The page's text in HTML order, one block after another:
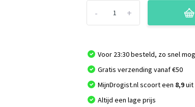
+
-
Voor 23:30 besteld, zo snel
Gratis verzending vanaf €50
MijnDrogist.nl scoort een 8,9uit
Altijd een lage prijs